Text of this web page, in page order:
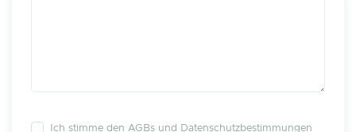
Ich stimme den AGBs und
Datenschutzbestimmungen